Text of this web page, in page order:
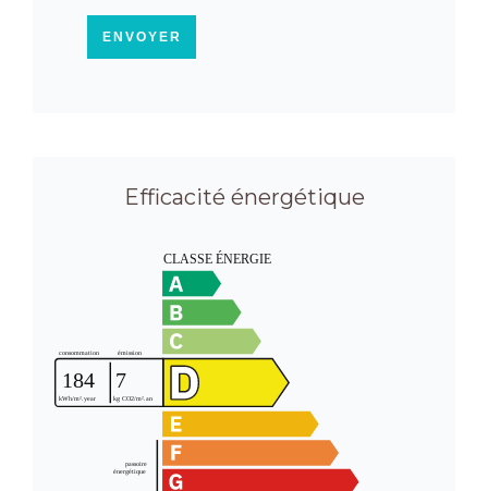
ENVOYER
Efficacité énergétique